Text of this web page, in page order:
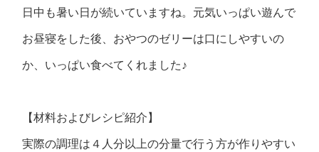
日中も暑い日が続いていますね。元気いっぱい遊んで
お昼寝をした後、おやつのゼリーは口にしやすいの
か、いっぱい食べてくれました♪
【材料およびレシピ紹介】
実際の調理は４人分以上の分量で行う方が作りやすい